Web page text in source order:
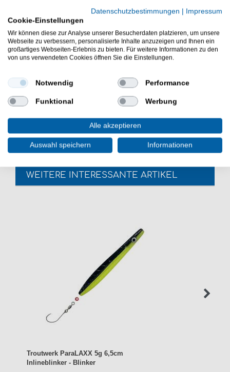
Hardbait zum Kunstköderangeln auf Forelle
Gewicht: 2,15g
flacher, unregelmäßiger Lauf
UV-aktiv
sehr scharfer Einzelhaken
Lieferumfang: 1 Wobbler in gewählter Farbe
Die Trout Master Wobbla Forellenwobbler sind toll zum
Spinnfischen auf Forelle. Der Forellenhardbait ist sehr
gut zum aktiven Forellenangeln geeignet.
WEITERE INTERESSANTE ARTIKEL
Troutwerk ParaLAXX 5g 6,5cm
Inlineblinker - Blinker
Datenschutzbestimmungen | Impressum
Cookie-Einstellungen
Wir können diese zur Analyse unserer Besucherdaten platzieren, um unsere
Webseite zu verbessern, personalisierte Inhalte anzuzeigen und Ihnen ein
großartiges Webseiten-Erlebnis zu bieten. Für weitere Informationen zu den
von uns verwendeten Cookies öffnen Sie die Einstellungen.
Notwendig Performance
Funktional Werbung
Alle akzeptieren
Auswahl speichern Informationen